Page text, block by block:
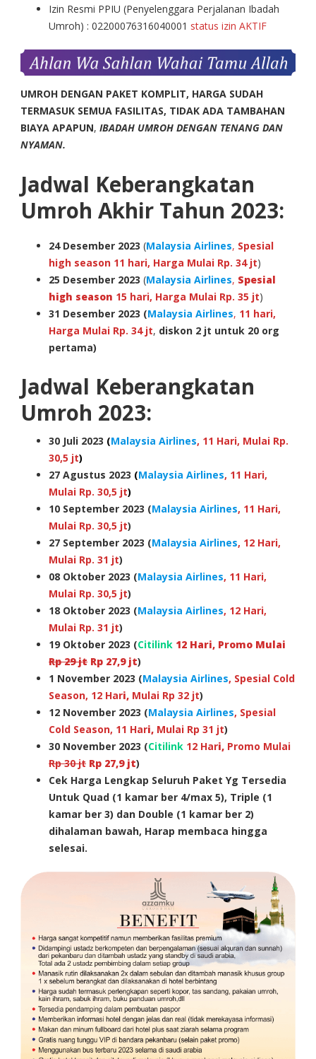
Izin Resmi PPIU (Penyelenggara Perjalanan Ibadah
Umroh) : 02200076316040001 status izin AKTIF
UMROH DENGAN PAKET KOMPLIT, HARGA SUDAH
TERMASUK SEMUA FASILITAS, TIDAK ADA TAMBAHAN
BIAYA APAPUN, IBADAH UMROH DENGAN TENANG DAN
NYAMAN.
Jadwal Keberangkatan
Umroh Akhir Tahun 2023:
24 Desember 2023 (Malaysia Airlines, Spesial
high season 11 hari, Harga Mulai Rp. 34 jt)
25 Desember 2023 (Malaysia Airlines, Spesial
high season 15 hari, Harga Mulai Rp. 35 jt)
31 Desember 2023 (Malaysia Airlines, 11 hari,
Harga Mulai Rp. 34 jt, diskon 2 jt untuk 20 org
pertama)
Jadwal Keberangkatan
Umroh 2023:
30 Juli 2023 (Malaysia Airlines, 11 Hari, Mulai Rp.
30,5 jt)
27 Agustus 2023 (Malaysia Airlines, 11 Hari,
Mulai Rp. 30,5 jt)
10 September 2023 (Malaysia Airlines, 11 Hari,
Mulai Rp. 30,5 jt)
27 September 2023 (Malaysia Airlines, 12 Hari,
Mulai Rp. 31 jt)
08 Oktober 2023 (Malaysia Airlines, 11 Hari,
Mulai Rp. 30,5 jt)
18 Oktober 2023 (Malaysia Airlines, 12 Hari,
Mulai Rp. 31 jt)
19 Oktober 2023 (Citilink 12 Hari, Promo Mulai
Rp 29 jt Rp 27,9 jt)
1 November 2023 (Malaysia Airlines, Spesial Cold
Season, 12 Hari, Mulai Rp 32 jt)
12 November 2023 (Malaysia Airlines, Spesial
Cold Season, 11 Hari, Mulai Rp 31 jt)
30 November 2023 (Citilink 12 Hari, Promo Mulai
Rp 30 jt Rp 27,9jt)
Cek Harga Lengkap Seluruh Paket Yg Tersedia
Untuk Quad (1 kamar ber 4/max 5), Triple (1
kamar ber 3) dan Double (1 kamar ber 2)
dihalaman bawah, Harap membaca hingga
selesai.